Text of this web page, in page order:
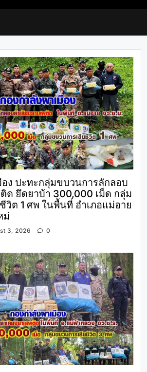
อง ปะทะกลุ่มขบวนการลักลอบ
ติด ยึดยาบ้า 300,000 เม็ด กลุ่ม
วิต 1 ศพ ในพื้นที่ อำเภอแม่อาย
ม่
3, 2026 0